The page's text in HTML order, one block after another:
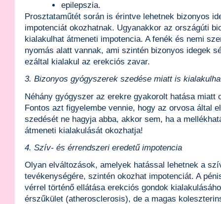
epilepszia.
Prosztataműtét során is érintve lehetnek bizonyos
impotenciát okozhatnak. Ugyanakkor az országúti
kialakulhat átmeneti impotencia. A fenék és nemi
nyomás alatt vannak, ami szintén bizonyos idegek
ezáltal kialakul az erekciós zavar.
3. Bizonyos gyógyszerek szedése miatt is
Néhány gyógyszer az erekre gyakorolt hatása miatt
Fontos azt figyelembe vennie, hogy az orvosa által
szedését ne hagyja abba, akkor sem, ha a
átmeneti kialakulását okozhatja!
4. Szív- és érrendszeri eredetű impotencia
Olyan elváltozások, amelyek hatással lehetnek a
tevékenységére, szintén okozhat impotenciát. A
vérrel történő ellátása erekciós gondok
érszűkület (atherosclerosis), de a magas